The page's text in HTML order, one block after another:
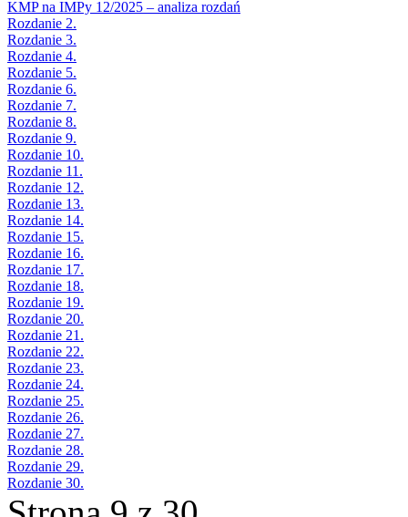
KMP na IMPy 12/2025 – analiza rozdań
Rozdanie 2.
Rozdanie 3.
Rozdanie 4.
Rozdanie 5.
Rozdanie 6.
Rozdanie 7.
Rozdanie 8.
Rozdanie 9.
Rozdanie 10.
Rozdanie 11.
Rozdanie 12.
Rozdanie 13.
Rozdanie 14.
Rozdanie 15.
Rozdanie 16.
Rozdanie 17.
Rozdanie 18.
Rozdanie 19.
Rozdanie 20.
Rozdanie 21.
Rozdanie 22.
Rozdanie 23.
Rozdanie 24.
Rozdanie 25.
Rozdanie 26.
Rozdanie 27.
Rozdanie 28.
Rozdanie 29.
Rozdanie 30.